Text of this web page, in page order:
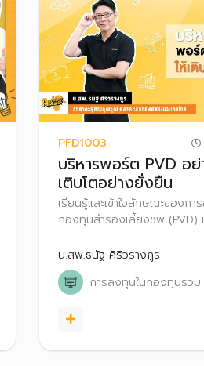
PFD1003
บริหารพอร์ต PVD อย่
เติบโตอย่างยั่งยืน
เรียนรู้และเข้าใจลักษณะของกา
กองทุนสำรองเลี้ยงชีพ (PVD)
ทางเลือกบริหารเงินออม
อายุหรือออกจากกองทุนสำรอ
น.สพ.ธนัฐ ศิริวรางกูร
การลงทุนในกองทุนรวม